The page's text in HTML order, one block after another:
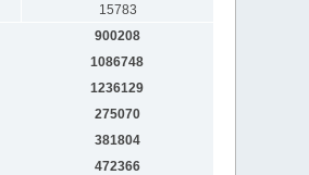
15783
900208
1086748
1236129
275070
381804
472366